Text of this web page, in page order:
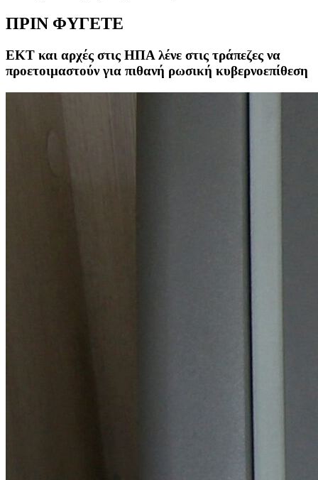
ΠΡΙΝ ΦΥΓΕΤΕ
ΕΚΤ και αρχές στις ΗΠΑ λένε στις τράπεζες να
προετοιμαστούν για πιθανή ρωσική κυβερνοεπίθεση